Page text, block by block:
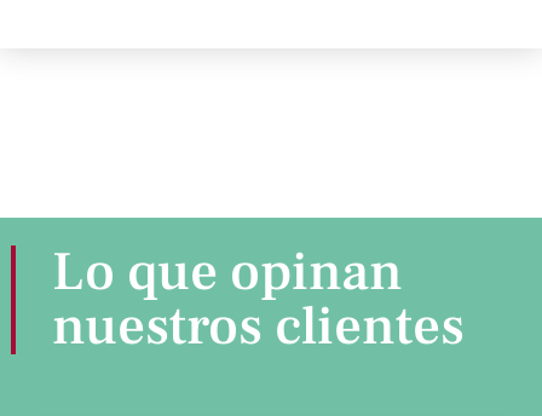
Lo que opinan
nuestros clientes